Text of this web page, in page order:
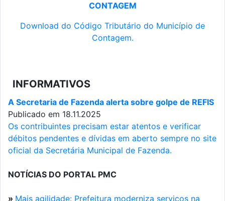
CONTAGEM
Download do Código Tributário do Município de
Contagem.
INFORMATIVOS
A Secretaria de Fazenda alerta sobre golpe de REFIS
Publicado em 18.11.2025
Os contribuintes precisam estar atentos e verificar
débitos pendentes e dívidas em aberto sempre no site
oficial da Secretária Municipal de Fazenda.
NOTÍCIAS DO PORTAL PMC
» Mais agilidade: Prefeitura moderniza serviços na